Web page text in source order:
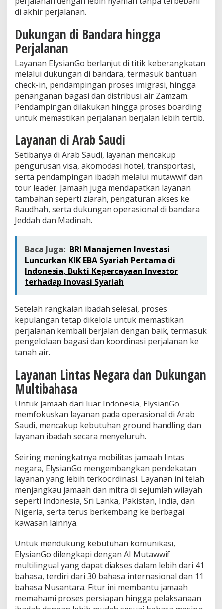
di akhir perjalanan.
Dukungan di Bandara hingga
Perjalanan
Layanan ElysianGo berlanjut di titik keberangkatan
melalui dukungan di bandara, termasuk bantuan
check-in, pendampingan proses imigrasi, hingga
penanganan bagasi dan distribusi air Zamzam.
Pendampingan dilakukan hingga proses boarding
untuk memastikan perjalanan berjalan lebih tertib.
Layanan di Arab Saudi
Setibanya di Arab Saudi, layanan mencakup
pengurusan visa, akomodasi hotel, transportasi,
serta pendampingan ibadah melalui mutawwif dan
tour leader. Jamaah juga mendapatkan layanan
tambahan seperti ziarah, pengaturan akses ke
Raudhah, serta dukungan operasional di bandara
Jeddah dan Madinah.
Baca Juga: BRI Manajemen Investasi
Luncurkan KIK EBA Syariah Pertama di
Indonesia, Bukti Kepercayaan Investor
terhadap Inovasi Syariah
Setelah rangkaian ibadah selesai, proses
kepulangan tetap dikelola untuk memastikan
perjalanan kembali berjalan dengan baik, termasuk
pengelolaan bagasi dan koordinasi perjalanan ke
tanah air.
Layanan Lintas Negara dan Dukungan
Multibahasa
Untuk jamaah dari luar Indonesia, ElysianGo
memfokuskan layanan pada operasional di Arab
Saudi, mencakup kebutuhan ground handling dan
layanan ibadah secara menyeluruh.
Seiring meningkatnya mobilitas jamaah lintas
negara, ElysianGo mengembangkan pendekatan
layanan yang lebih terkoordinasi. Layanan ini telah
menjangkau jamaah dan mitra di sejumlah wilayah
seperti Indonesia, Sri Lanka, Pakistan, India, dan
Nigeria, serta terus berkembang ke berbagai
kawasan lainnya.
Untuk mendukung kebutuhan komunikasi,
ElysianGo dilengkapi dengan AI Mutawwif
multilingual yang dapat diakses dalam lebih dari 41
bahasa, terdiri dari 30 bahasa internasional dan 11
bahasa Nusantara. Fitur ini membantu jamaah
memahami proses persiapan hingga pelaksanaan